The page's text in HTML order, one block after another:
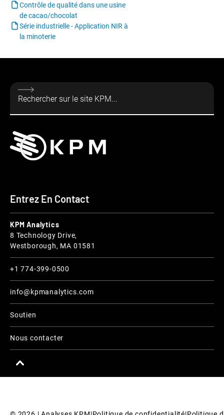
Contrôle de qualité dans une usine
de cacao/chocolat
Série industrielle - Application NIR à
la minoterie
Entrez En Contact
KPM Analytics
8 Technology Drive,
Westborough, MA 01581
+1 774-399-0500
info@kpmanalytics.com
Soutien
Nous contacter